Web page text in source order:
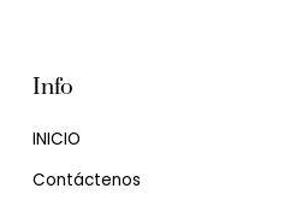
Info
INICIO
Contáctenos